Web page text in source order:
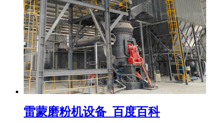
雷蒙磨粉机设备_百度百科